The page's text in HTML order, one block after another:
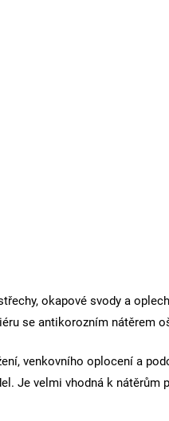
okapové svody a
se antikorozním nátěrem
venkovního oplocení a
Je velmi vhodná k nátěrům